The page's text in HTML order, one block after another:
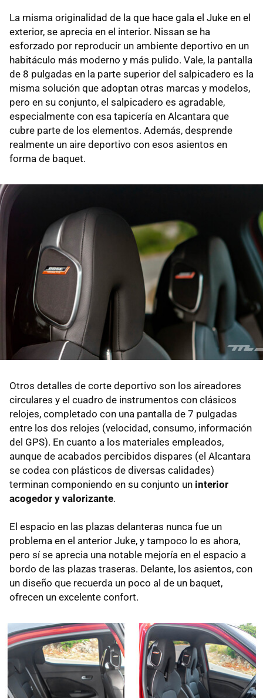
La misma originalidad de la que hace gala el Juke en el
exterior, se aprecia en el interior. Nissan se ha
esforzado por reproducir un ambiente deportivo en un
habitáculo más moderno y más pulido. Vale, la pantalla
de 8 pulgadas en la parte superior del salpicadero es la
misma solución que adoptan otras marcas y modelos,
pero en su conjunto, el salpicadero es agradable,
especialmente con esa tapicería en Alcantara que
cubre parte de los elementos. Además, desprende
realmente un aire deportivo con esos asientos en
forma de baquet.
Otros detalles de corte deportivo son los aireadores
circulares y el cuadro de instrumentos con clásicos
relojes, completado con una pantalla de 7 pulgadas
entre los dos relojes (velocidad, consumo, información
del GPS). En cuanto a los materiales empleados,
aunque de acabados percibidos dispares (el Alcantara
se codea con plásticos de diversas calidades)
terminan componiendo en su conjunto un interior
acogedor y valorizante.
El espacio en las plazas delanteras nunca fue un
problema en el anterior Juke, y tampoco lo es ahora,
pero sí se aprecia una notable mejoría en el espacio a
bordo de las plazas traseras. Delante, los asientos, con
un diseño que recuerda un poco al de un baquet,
ofrecen un excelente confort.